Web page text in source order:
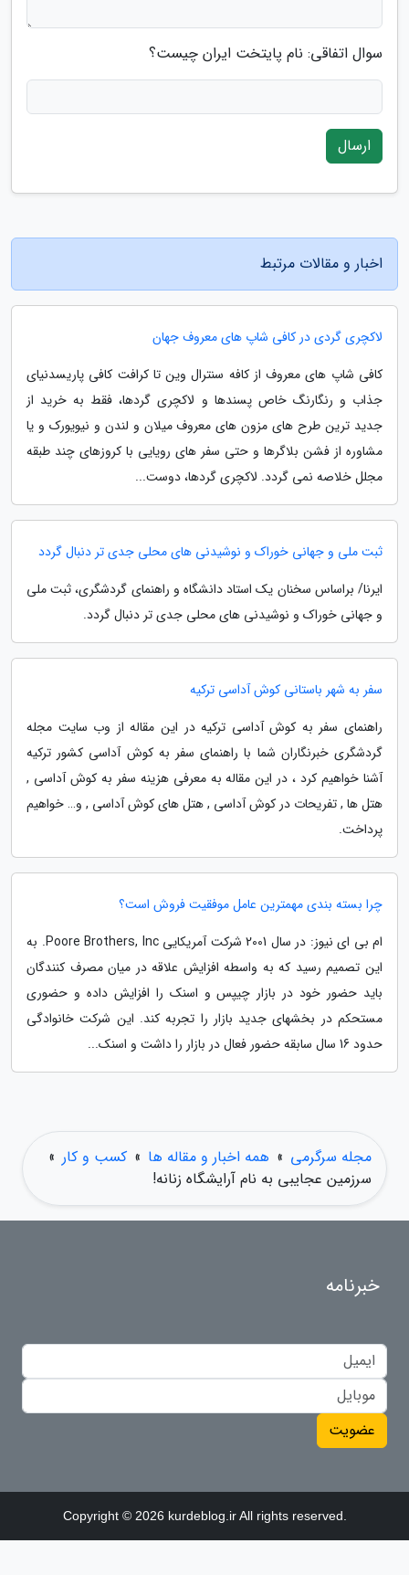
سوال اتفاقی: نام پایتخت ایران چیست؟
ارسال
اخبار و مقالات مرتبط
لاکچری گردی در کافی شاپ های معروف جهان
کافی شاپ های معروف از کافه سنترال وین تا کرافت کافی پاریسدنیای
جذاب و رنگارنگ خاص پسندها و لاکچری گردها، فقط به خرید از
جدید ترین طرح های مزون های معروف میلان و لندن و نیویورک و یا
مشاوره از فشن بلاگرها و حتی سفر های رویایی با کروزهای چند طبقه
مجلل خلاصه نمی گردد. لاکچری گردها، دوست...
ثبت ملی و جهانی خوراک و نوشیدنی های محلی جدی تر دنبال گردد
ایرنا/ براساس سخنان یک استاد دانشگاه و راهنمای گردشگری، ثبت ملی
و جهانی خوراک و نوشیدنی های محلی جدی تر دنبال گردد.
سفر به شهر باستانی کوش آداسی ترکیه
راهنمای سفر به کوش آداسی ترکیه در این مقاله از وب سایت مجله
گردشگری خبرنگاران شما با راهنمای سفر به کوش آداسی کشور ترکیه
آشنا خواهیم کرد ، در این مقاله به معرفی هزینه سفر به کوش آداسی ,
هتل ها , تفریحات در کوش آداسی , هتل های کوش آداسی , و… خواهیم
پرداخت.
چرا بسته بندی مهمترین عامل موفقیت فروش است؟
ام بی ای نیوز: در سال 2001 شرکت آمریکایی Poore Brothers, Inc. به
این تصمیم رسید که به واسطه افزایش علاقه در میان مصرف کنندگان
باید حضور خود در بازار چیپس و اسنک را افزایش داده و حضوری
مستحکم در بخشهای جدید بازار را تجربه کند. این شرکت خانوادگی
حدود 16 سال سابقه حضور فعال در بازار را داشت و اسنک...
مجله سرگرمی » همه اخبار و مقاله ها » کسب و کار »
سرزمین عجایبی به نام آرایشگاه زنانه!
خبرنامه
عضویت
Copyright © 2026 kurdeblog.ir All rights reserved.